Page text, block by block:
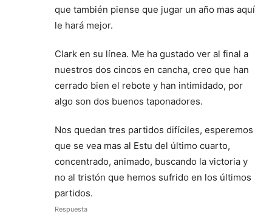
que también piense que jugar un año mas aquí
le hará mejor.
Clark en su línea. Me ha gustado ver al final a
nuestros dos cincos en cancha, creo que han
cerrado bien el rebote y han intimidado, por
algo son dos buenos taponadores.
Nos quedan tres partidos difíciles, esperemos
que se vea mas al Estu del último cuarto,
concentrado, animado, buscando la victoria y
no al tristón que hemos sufrido en los últimos
partidos.
Respuesta